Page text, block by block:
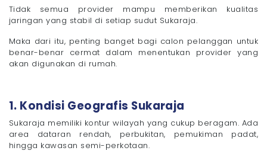
Tidak semua provider mampu memberikan kualitas
jaringan yang stabil di setiap sudut Sukaraja.
Maka dari itu, penting banget bagi calon pelanggan untuk
benar-benar cermat dalam menentukan provider yang
akan digunakan di rumah.
1. Kondisi Geografis Sukaraja
Sukaraja memiliki kontur wilayah yang cukup beragam. Ada
area dataran rendah, perbukitan, pemukiman padat,
hingga kawasan semi-perkotaan.